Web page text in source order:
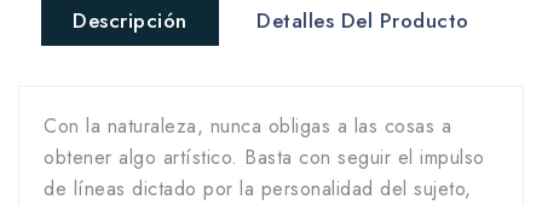
Descripción Detalles Del Producto
Con la naturaleza, nunca obligas a las cosas a
obtener algo artístico. Basta con seguir el impulso
de líneas dictado por la personalidad del sujeto,